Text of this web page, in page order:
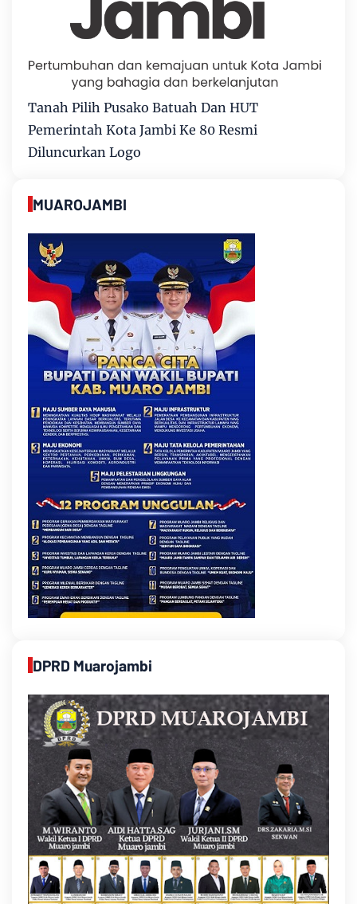
Tanah Pilih Pusako Batuah Dan HUT
Pemerintah Kota Jambi Ke 80 Resmi
Diluncurkan Logo
MUAROJAMBI
DPRD Muarojambi